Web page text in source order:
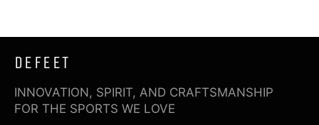
DEFEET
INNOVATION, SPIRIT, AND CRAFTSMANSHIP
FOR THE SPORTS WE LOVE